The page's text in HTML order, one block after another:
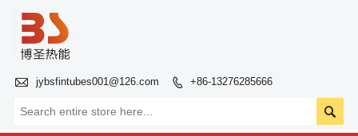
 jybsfintubes001@126.com  +86-13276285666
